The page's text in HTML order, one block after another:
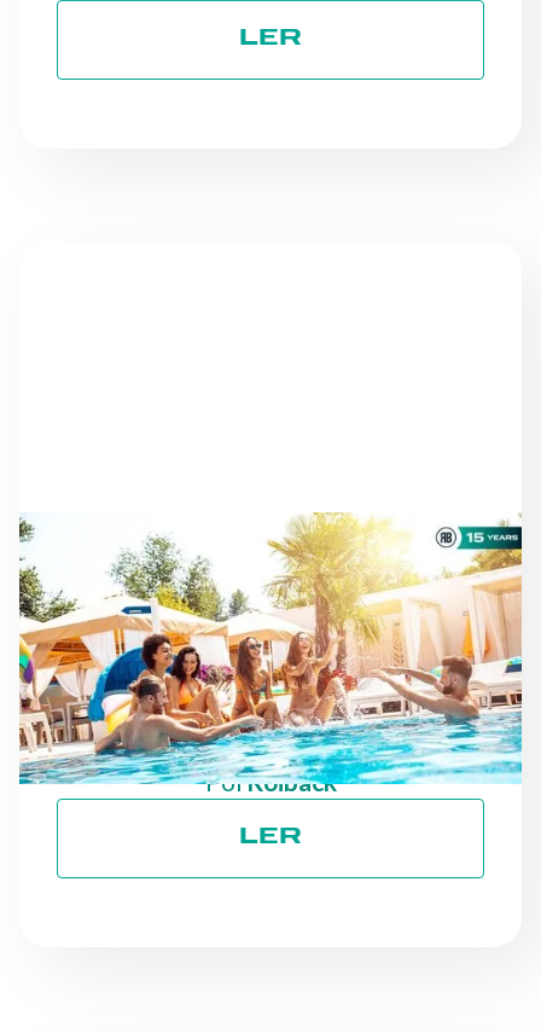
LER
NOTÍCIAS
À MEDIDA QUE A ÉPOCA
AVANÇA: MANTER O
RUMO EM DIREÇÃO AOS
OBJETIVOS ESG
PorRoiback
LER